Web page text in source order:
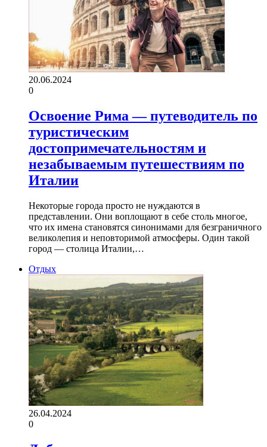
20.06.2024
0
Освоение Рима — путеводитель по
туристическим
достопримечательностям и
незабываемым путешествиям по
Италии
Некоторые города просто не нуждаются в
представлении. Они воплощают в себе столь многое,
что их имена становятся синонимами для безграничного
великолепия и неповторимой атмосферы. Один такой
город — столица Италии,…
Отдых
26.04.2024
0